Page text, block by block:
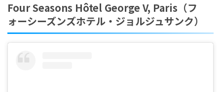
Four Seasons Hôtel George V, Paris（フ
ォーシーズンズホテル・ジョルジュサンク）